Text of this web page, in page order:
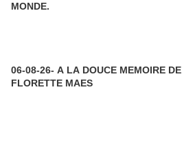
MONDE.
06-08-26- A LA DOUCE MEMOIRE DE
FLORETTE MAES